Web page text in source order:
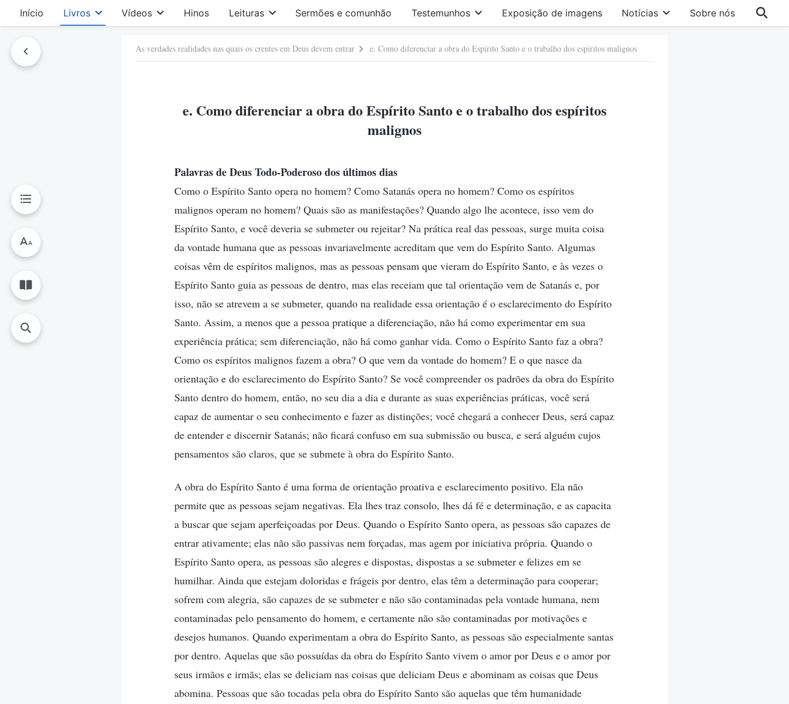
Início Livros Vídeos Hinos Leituras Sermões e comunhão Testemunhos Exposição de imagens Notícias Sobre nós
As verdades realidades nas quais os crentes em Deus devem entrar e. Como diferenciar a obra do Espírito Santo e o trabalho dos espíritos malignos
e. Como diferenciar a obra do Espírito Santo e o trabalho dos espíritos
malignos
Palavras de Deus Todo-Poderoso dos últimos dias
Como o Espírito Santo opera no homem? Como Satanás opera no homem? Como os espíritos
malignos operam no homem? Quais são as manifestações? Quando algo lhe acontece, isso vem do
Espírito Santo, e você deveria se submeter ou rejeitar? Na prática real das pessoas, surge muita coisa
da vontade humana que as pessoas invariavelmente acreditam que vem do Espírito Santo. Algumas
coisas vêm de espíritos malignos, mas as pessoas pensam que vieram do Espírito Santo, e às vezes o
Espírito Santo guia as pessoas de dentro, mas elas receiam que tal orientação vem de Satanás e, por
isso, não se atrevem a se submeter, quando na realidade essa orientação é o esclarecimento do Espírito
Santo. Assim, a menos que a pessoa pratique a diferenciação, não há como experimentar em sua
experiência prática; sem diferenciação, não há como ganhar vida. Como o Espírito Santo faz a obra?
Como os espíritos malignos fazem a obra? O que vem da vontade do homem? E o que nasce da
orientação e do esclarecimento do Espírito Santo? Se você compreender os padrões da obra do Espírito
Santo dentro do homem, então, no seu dia a dia e durante as suas experiências práticas, você será
capaz de aumentar o seu conhecimento e fazer as distinções; você chegará a conhecer Deus, será capaz
de entender e discernir Satanás; não ficará confuso em sua submissão ou busca, e será alguém cujos
pensamentos são claros, que se submete à obra do Espírito Santo.
A obra do Espírito Santo é uma forma de orientação proativa e esclarecimento positivo. Ela não
permite que as pessoas sejam negativas. Ela lhes traz consolo, lhes dá fé e determinação, e as capacita
a buscar que sejam aperfeiçoadas por Deus. Quando o Espírito Santo opera, as pessoas são capazes de
entrar ativamente; elas não são passivas nem forçadas, mas agem por iniciativa própria. Quando o
Espírito Santo opera, as pessoas são alegres e dispostas, dispostas a se submeter e felizes em se
humilhar. Ainda que estejam doloridas e frágeis por dentro, elas têm a determinação para cooperar;
sofrem com alegria, são capazes de se submeter e não são contaminadas pela vontade humana, nem
contaminadas pelo pensamento do homem, e certamente não são contaminadas por motivações e
desejos humanos. Quando experimentam a obra do Espírito Santo, as pessoas são especialmente santas
por dentro. Aquelas que são possuídas da obra do Espírito Santo vivem o amor por Deus e o amor por
seus irmãos e irmãs; elas se deliciam nas coisas que deliciam Deus e abominam as coisas que Deus
abomina. Pessoas que são tocadas pela obra do Espírito Santo são aquelas que têm humanidade